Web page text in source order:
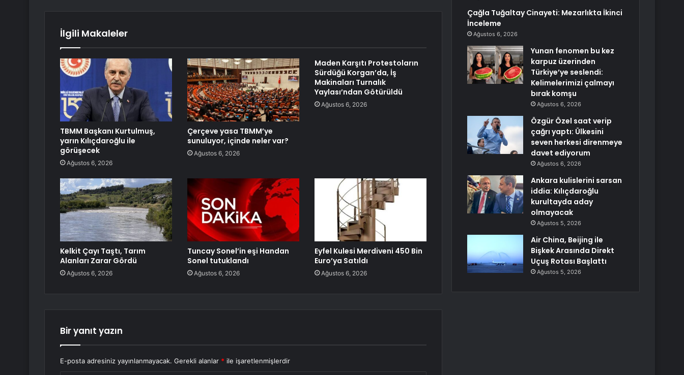
İlgili Makaleler
TBMM Başkanı Kurtulmuş,
yarın Kılıçdaroğlu ile
görüşecek
Ağustos 6, 2026
Çerçeve yasa TBMM’ye
sunuluyor, içinde neler var?
Ağustos 6, 2026
Maden Karşıtı Protestoların
Sürdüğü Korgan’da, İş
Makinaları Turnalık
Yaylası’ndan Götürüldü
Ağustos 6, 2026
Kelkit Çayı Taştı, Tarım
Alanları Zarar Gördü
Ağustos 6, 2026
Tuncay Sonel’in eşi Handan
Sonel tutuklandı
Ağustos 6, 2026
Eyfel Kulesi Merdiveni 450 Bin
Euro’ya Satıldı
Ağustos 6, 2026
Bir yanıt yazın
E-posta adresiniz yayınlanmayacak. Gerekli alanlar * ile işaretlenmişlerdir
Çağla Tuğaltay Cinayeti: Mezarlıkta İkinci
İnceleme
Ağustos 6, 2026
Yunan fenomen bu kez
karpuz üzerinden
Türkiye’ye seslendi:
Kelimelerimizi çalmayı
bırak komşu
Ağustos 6, 2026
Özgür Özel saat verip
çağrı yaptı: Ülkesini
seven herkesi direnmeye
davet ediyorum
Ağustos 6, 2026
Ankara kulislerini sarsan
iddia: Kılıçdaroğlu
kurultayda aday
olmayacak
Ağustos 5, 2026
Air China, Beijing ile
Bişkek Arasında Direkt
Uçuş Rotası Başlattı
Ağustos 5, 2026